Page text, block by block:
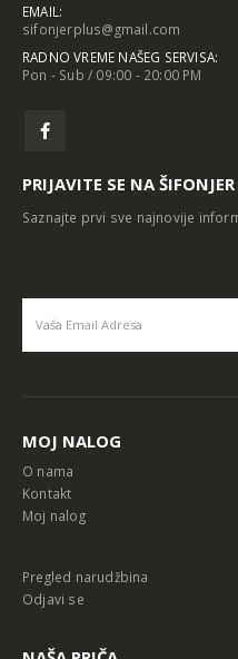
EMAIL:
sifonjerplus@gmail.com
RADNO VREME NAŠEG SERVISA:
Pon - Sub / 09:00 - 20:00 PM
PRIJAVITE SE NA
Saznajte prvi sve najnovije
MOJ NALOG
O nama
Kontakt
Moj nalog
Pregled narudžbina
Odjavi se